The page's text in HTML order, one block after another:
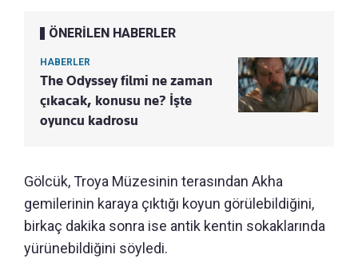
ÖNERİLEN HABERLER
HABERLER
The Odyssey filmi ne zaman
çıkacak, konusu ne? İşte
oyuncu kadrosu
Gölcük, Troya Müzesinin terasından Akha
gemilerinin karaya çıktığı koyun görülebildiğini,
birkaç dakika sonra ise antik kentin sokaklarında
yürünebildiğini söyledi.